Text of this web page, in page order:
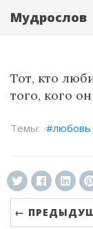
Мудрослов
Тот, кто
того, кого
любовь
←